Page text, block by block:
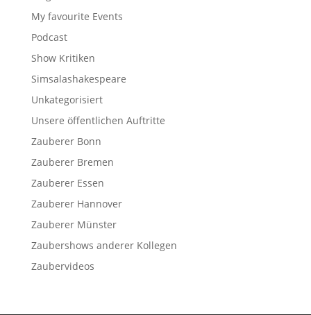
My favourite Events
Podcast
Show Kritiken
Simsalashakespeare
Unkategorisiert
Unsere öffentlichen Auftritte
Zauberer Bonn
Zauberer Bremen
Zauberer Essen
Zauberer Hannover
Zauberer Münster
Zaubershows anderer Kollegen
Zaubervideos